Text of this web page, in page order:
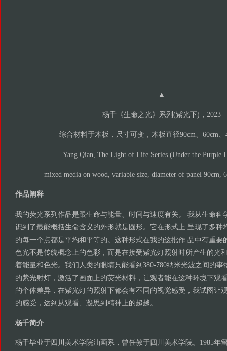
▲
杨千《生命之光》系列(紫光下)，2023
综合材料于木板，尺寸可变，木板直径90cm、60cm、
Yang Qian, The Light of Life Series (Under the Purple
mixed media on wood, variable size, diameter of panel 90cm,
作品阐释
我的荧光系列作品是跟生命与能量、时间与速度有关。 我从生命科
识到了最能概括生命含义的外形就是圆形。它在形式上 呈现了多种
的每一个点都是平均和平等的。这种形式在我的这批作 品中有重要
色光不是传统概念上的色彩，而是在接受紫光灯照射时所产生的光
着能量和色光。我们人类的眼睛只能看到380-780纳米光波之间的事
的紫光射灯，激活了画面上的荧光材料，让观者能在这种环境下观
的个体差异，在紫光灯的照射下都会有不同的视觉感受，我试图让
的感受，达到从观看、凝思到精神上的超越。
杨千简介
杨千毕业于四川美术学院油画系，曾任教于四川美术学院。1985年